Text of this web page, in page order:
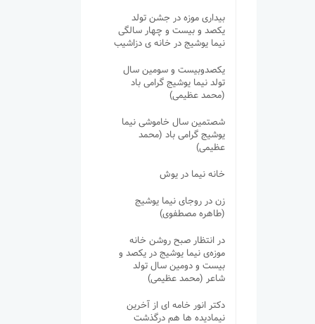
بیداری موزه در جشن تولد
یکصد و بیست و چهار سالگی
نیما یوشیج در خانه ی دزاشیب
یکصدوبیست و سومین سال
تولد نیما یوشیج گرامی باد
(محمد عظیمی)
شصتمین سال خاموشی نیما
یوشیج گرامی باد (محمد
عظیمی)
خانه نیما در یوش
زن در روجای نیما یوشیج
(طاهره مصطفوی)
در انتظار صبح روشن خانه
موزه‌ی نیما یوشیج در یکصد و
بیست و دومین سال تولد
شاعر (محمد عظیمی)
دکتر انور خامه ای از آخرین
نیمادیده ها هم درگذشت